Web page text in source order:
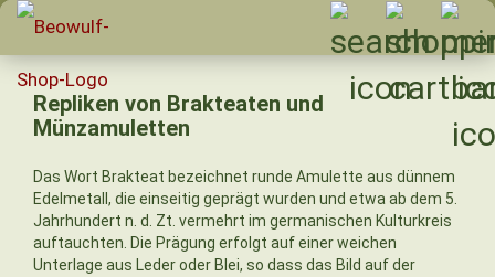
Repliken von Brakteaten und
Münzamuletten
Das Wort Brakteat bezeichnet runde Amulette aus dünnem
Edelmetall, die einseitig geprägt wurden und etwa ab dem 5.
Jahrhundert n. d. Zt. vermehrt im germanischen Kulturkreis
auftauchten. Die Prägung erfolgt auf einer weichen
Unterlage aus Leder oder Blei, so dass das Bild auf der